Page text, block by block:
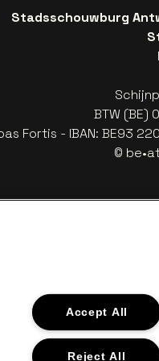
Stadsschouwburg
BTW (BE)
Fortis - IBAN: BE93
©
Coca-Cola
Ga naar de website
Ga naar de
Accept All
Reject All